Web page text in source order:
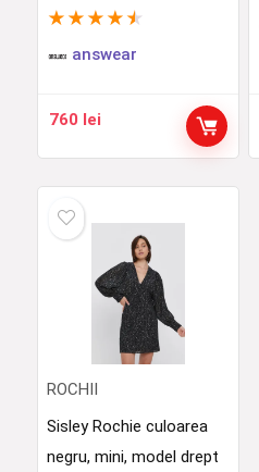
★ ★ ★ ★ ★
answear
760 lei
ROCHII
Sisley Rochie culoarea
negru, mini, model drept